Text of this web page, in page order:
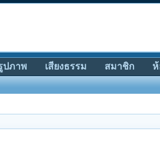
ปภาพ เสียงธรรม สมาชิก